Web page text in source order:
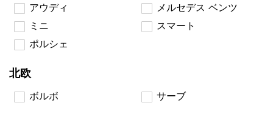
アウディ
メルセデス ベンツ
ミニ
スマート
ポルシェ
北欧
ボルボ サーブ